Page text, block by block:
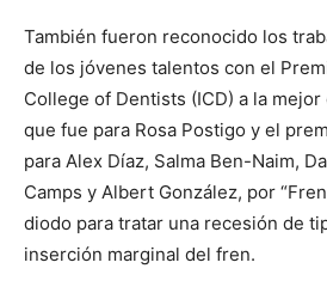
También fueron reconocido los
de los jóvenes talentos con el
College of Dentists (ICD) a la
que fue para Rosa Postigo y el
para Alex Díaz, Salma Ben-Naim,
Camps y Albert González, por
diodo para tratar una recesión de
inserción marginal del fren.